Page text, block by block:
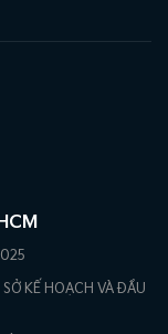
KẾ HOẠCH VÀ ĐẦU